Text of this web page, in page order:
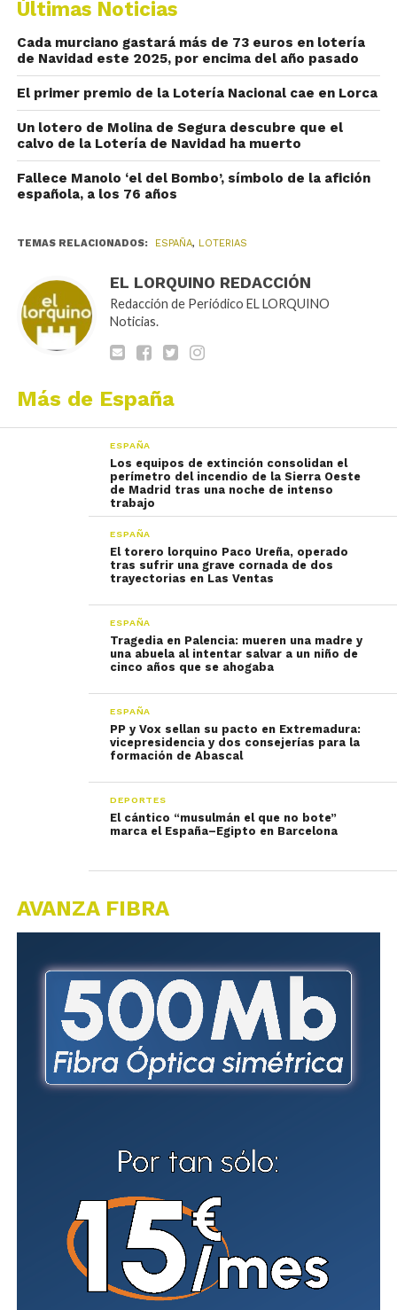
Últimas Noticias
Cada murciano gastará más de 73 euros en lotería
de Navidad este 2025, por encima del año pasado
El primer premio de la Lotería Nacional cae en Lorca
Un lotero de Molina de Segura descubre que el
calvo de la Lotería de Navidad ha muerto
​Fallece Manolo ‘el del Bombo’, símbolo de la afición
española, a los 76 años​
TEMAS RELACIONADOS: ESPAÑA, LOTERIAS
EL LORQUINO REDACCIÓN
Redacción de Periódico EL LORQUINO
Noticias.
Más de España
ESPAÑA
Los equipos de extinción consolidan el
perímetro del incendio de la Sierra Oeste
de Madrid tras una noche de intenso
trabajo
ESPAÑA
El torero lorquino Paco Ureña, operado
tras sufrir una grave cornada de dos
trayectorias en Las Ventas
ESPAÑA
Tragedia en Palencia: mueren una madre y
una abuela al intentar salvar a un niño de
cinco años que se ahogaba
ESPAÑA
PP y Vox sellan su pacto en Extremadura:
vicepresidencia y dos consejerías para la
formación de Abascal
DEPORTES
El cántico “musulmán el que no bote”
marca el España–Egipto en Barcelona
AVANZA FIBRA